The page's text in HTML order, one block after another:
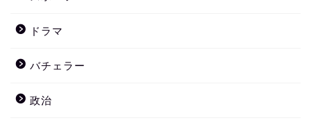
ドラマ
バチェラー
政治